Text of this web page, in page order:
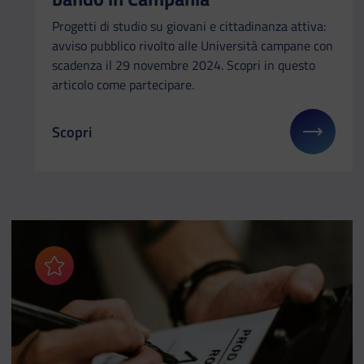
Progetti di studio su giovani e cittadinanza attiva:
avviso pubblico rivolto alle Università campane con
scadenza il 29 novembre 2024. Scopri in questo
articolo come partecipare.
Il link ti porterà ad avere maggiori dettagli su:
Scopri
Aggiungi ai preferiti